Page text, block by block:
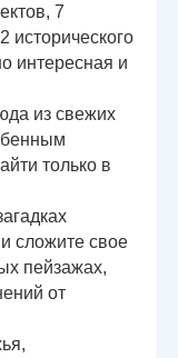
7
исторического
интересная и
из свежих
только в
сложите свое
пейзажах,
от